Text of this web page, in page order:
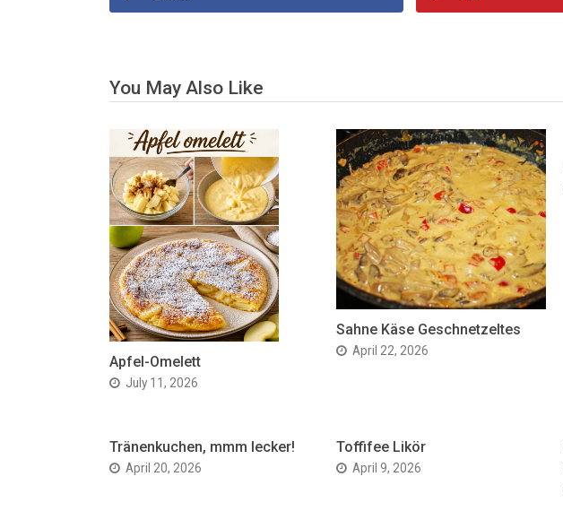
You May Also Like
Apfel-Omelett
July 11, 2026
Sahne Käse Geschnetzeltes
April 22, 2026
Tränenkuchen, mmm lecker!
April 20, 2026
Toffifee Likör
April 9, 2026